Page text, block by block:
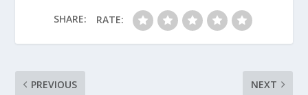
SHARE: RATE:
PREVIOUS NEXT